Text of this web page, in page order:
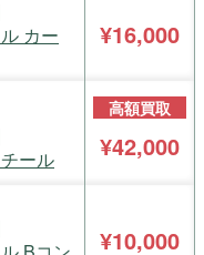
カー
¥16,000
ール
高額買取
¥42,000
¥10,000